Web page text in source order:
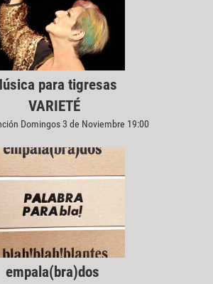
para tigresas
VARIETÉ
Domingos 3 de Noviembre 19:00
empala(bra)dos